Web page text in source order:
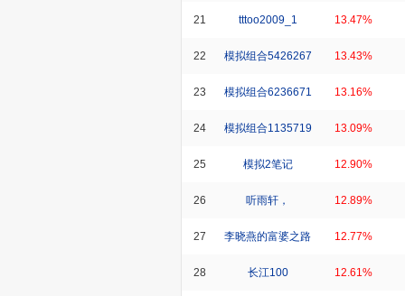
21 tttoo2009_1 13.47%
22 模拟组合5426267 13.43%
23 模拟组合6236671 13.16%
24 模拟组合1135719 13.09%
25 模拟2笔记 12.90%
26 听雨轩， 12.89%
27 李晓燕的富婆之路 12.77%
28 长江100 12.61%